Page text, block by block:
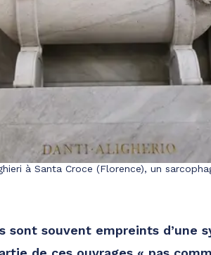
à Santa Croce (Florence), un
sont souvent empreints d’une